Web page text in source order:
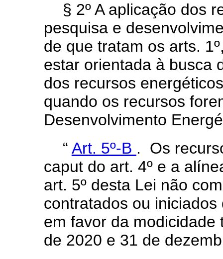
§ 2º A aplicação dos
pesquisa e
de que tratam os arts.
estar orientada à busca
dos recursos
quando os recursos
Desenvolvimento
“ Art. 5º-B . Os
caput do art. 4º e a
art. 5º desta Lei não
contratados ou
em favor da modicidade
de 2020 e 31 de